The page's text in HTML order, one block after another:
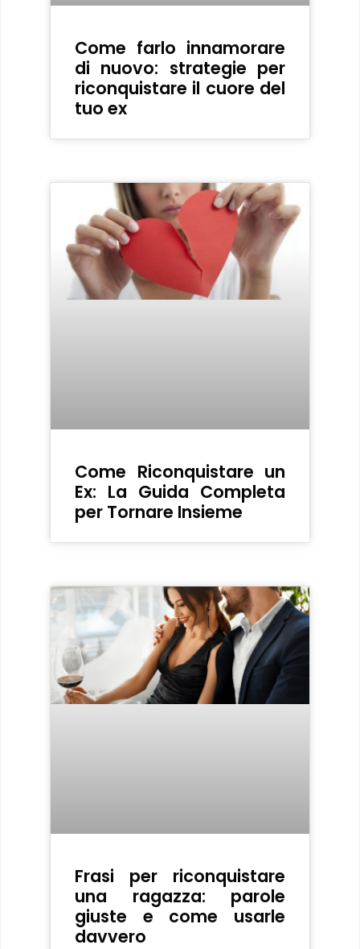
Come farlo innamorare
di nuovo: strategie per
riconquistare il cuore del
tuo ex
Come Riconquistare un
Ex: La Guida Completa
per Tornare Insieme
Frasi per riconquistare
una ragazza: parole
giuste e come usarle
davvero